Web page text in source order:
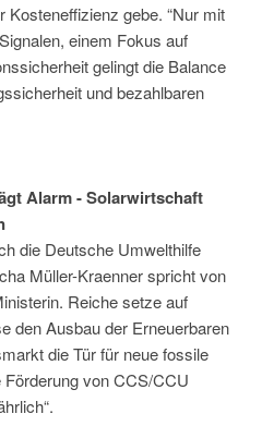
Kosteneffizienz gebe. “Nur mit
einem Fokus auf
gelingt die Balance
und bezahlbaren
Alarm - Solarwirtschaft
die Deutsche Umwelthilfe
Müller-Kraenner spricht von
Reiche setze auf
den Ausbau der Erneuerbaren
die Tür für neue fossile
von CCS/CCU